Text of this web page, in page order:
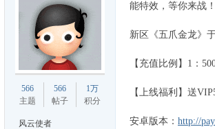
566
主题
566
帖子
1万
积分
风云使者
能特效，等你来战！
新区《五爪金龙》
【充值比例】1：
【上线福利】送
安卓版本： http://